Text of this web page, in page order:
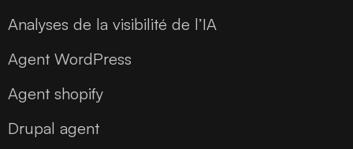
Analyses de la visibilité de l’IA
Agent WordPress
Agent shopify
Drupal agent